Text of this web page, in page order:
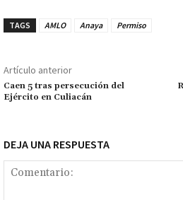
o
k
sA
p
er l
m
ar
tir
TAGS AMLO Anaya Permiso
Artículo anterior
Caen 5 tras persecución del
Ejército en Culiacán
DEJA UNA RESPUESTA